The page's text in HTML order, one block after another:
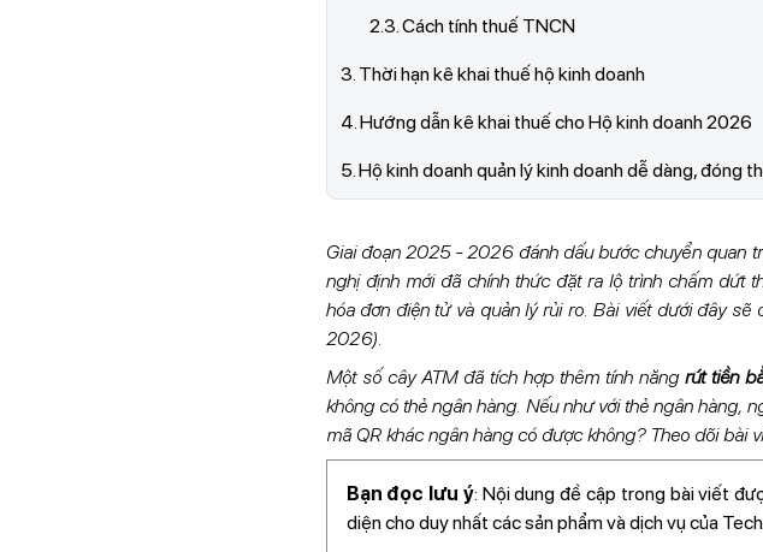
2.3. Cách tính thuế TNCN
3. Thời hạn kê khai thuế hộ kinh doanh
4. Hướng dẫn kê khai thuế cho Hộ kinh doanh 2026
5. Hộ kinh doanh quản lý kinh doanh dễ dàng, đóng
Giai đoạn 2025 - 2026 đánh dấu bước chuyển quan
nghị định mới đã chính thức đặt ra lộ trình chấm dứt
hóa đơn điện tử và quản lý rủi ro. Bài viết dưới đây
2026).
Một số cây ATM đã tích hợp thêm tính năngrút tiền
không có thẻ ngân hàng. Nếu như với thẻ ngân hàng,
mã QR khác ngân hàng có được không? Theo dõi bài
Bạn đọc lưu ý: Nội dung đề cập trong bài viết
diện cho duy nhất các sản phẩm và dịch vụ của